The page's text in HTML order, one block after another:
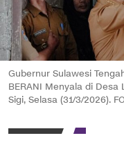
Gubernur Sulawesi
BERANI Menyala di
Sigi, Selasa (31/3/2026).